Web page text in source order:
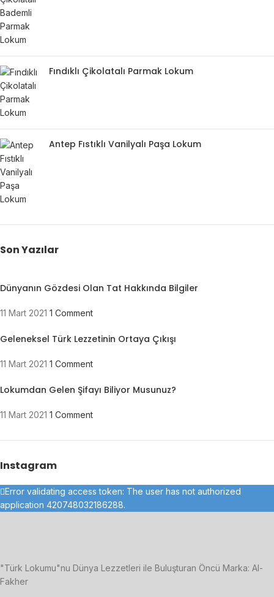
Fındıklı Çikolatalı Parmak Lokum
Antep Fıstıklı Vanilyalı Paşa Lokum
Son Yazılar
Dünyanın Gözdesi Olan Tat Hakkında Bilgiler
11 Mart 2021 1 Comment
Geleneksel Türk Lezzetinin Ortaya Çıkışı
11 Mart 2021 1 Comment
Lokumdan Gelen Şifayı Biliyor Musunuz?
11 Mart 2021 1 Comment
Instagram
Error validating access token: The user has not authorized
application 420748032186288.
"Türk Lokumu"nu Dünya Lezzetleri ile Buluşturan Öncü Marka: Al-
Fakher